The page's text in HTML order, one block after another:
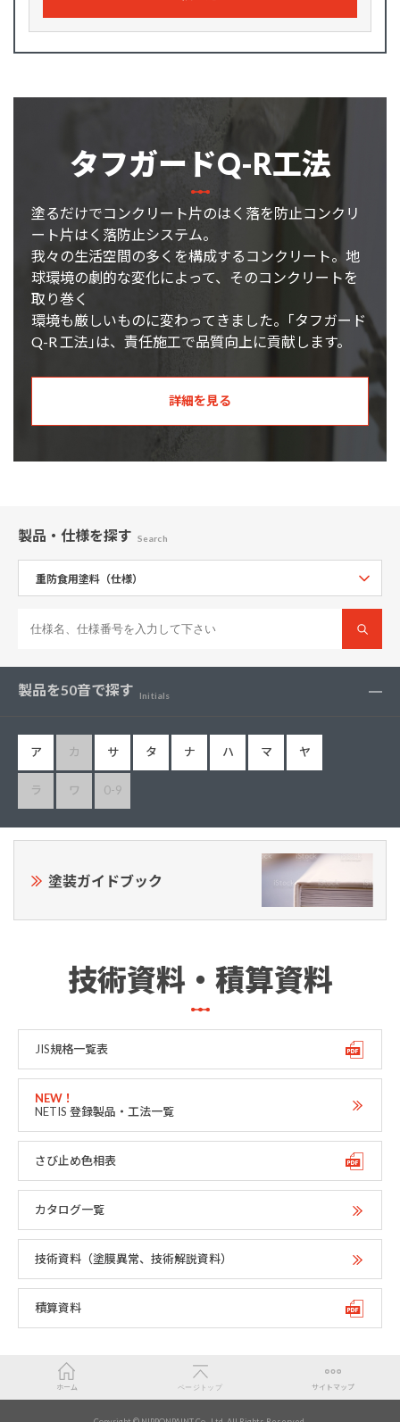
タフガードQ-R工法
塗るだけでコンクリート片のはく落を防止コンクリ
ート片はく落防止システム。
我々の生活空間の多くを構成するコンクリート。地
球環境の劇的な変化によって、そのコンクリートを
取り巻く
環境も厳しいものに変わってきました。｢タフガード
Q-R 工法｣は、責任施工で品質向上に貢献します。
詳細を見る
製品・仕様を探す Search
製品を50音で探す Initials
ア カ サ タ ナ ハ マ ヤ
ラ ワ 0-9
塗装ガイドブック
技術資料・積算資料
JIS規格一覧表
NETIS 登録製品・工法一覧
さび止め色相表
カタログ一覧
技術資料（塗膜異常、技術解説資料）
積算資料
ホーム ページトップ サイトマップ